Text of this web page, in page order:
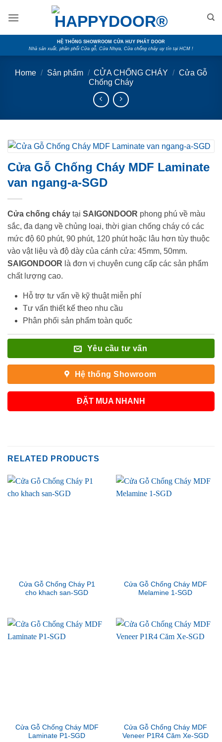
HỆ THỐNG SHOWROOM CỬA HUY PHÁT DOOR
Nhà sản xuất, phân phối Cửa gỗ, Cửa Nhựa, Cửa chống cháy uy tín tại HCM !
Home / Sản phẩm / CỬA CHỐNG CHÁY / Cửa Gỗ
Chống Cháy
Cửa Gỗ Chống Cháy MDF Laminate
van ngang-a-SGD
Cửa chống cháy tại SAIGONDOOR phong phú về màu
sắc, đa dạng về chủng loại, thời gian chống cháy có các
mức độ 60 phút, 90 phút, 120 phút hoặc lâu hơn tùy thuộc
vào vật liệu và độ dày của cánh cửa: 45mm, 50mm.
SAIGONDOOR là đơn vị chuyên cung cấp các sản phẩm
chất lượng cao.
Hỗ trợ tư vấn về kỹ thuật miễn phí
Tư vấn thiết kế theo nhu cầu
Phân phối sản phẩm toàn quốc
Yêu cầu tư vấn
Hệ thống Showroom
ĐẶT MUA NHANH
RELATED PRODUCTS
Cửa Gỗ Chống Cháy P1
cho khach san-SGD
Cửa Gỗ Chống Cháy MDF
Melamine 1-SGD
Cửa Gỗ Chống Cháy MDF
Laminate P1-SGD
Cửa Gỗ Chống Cháy MDF
Veneer P1R4 Căm Xe-SGD